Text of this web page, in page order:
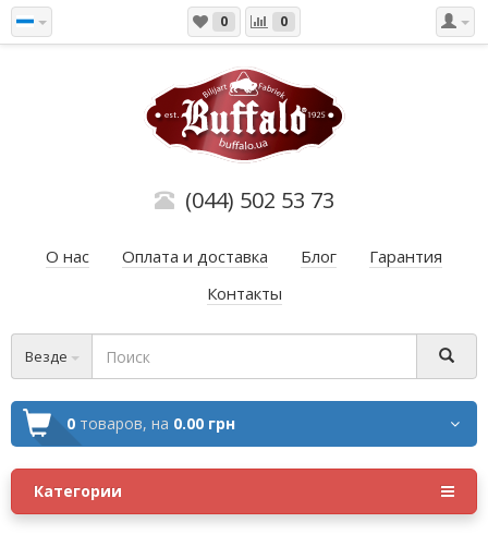
0 0
(044) 502 53 73
О нас Оплата и доставка Блог
Гарантия
Контакты
Везде
0 товаров, на 0.00 грн
Категории